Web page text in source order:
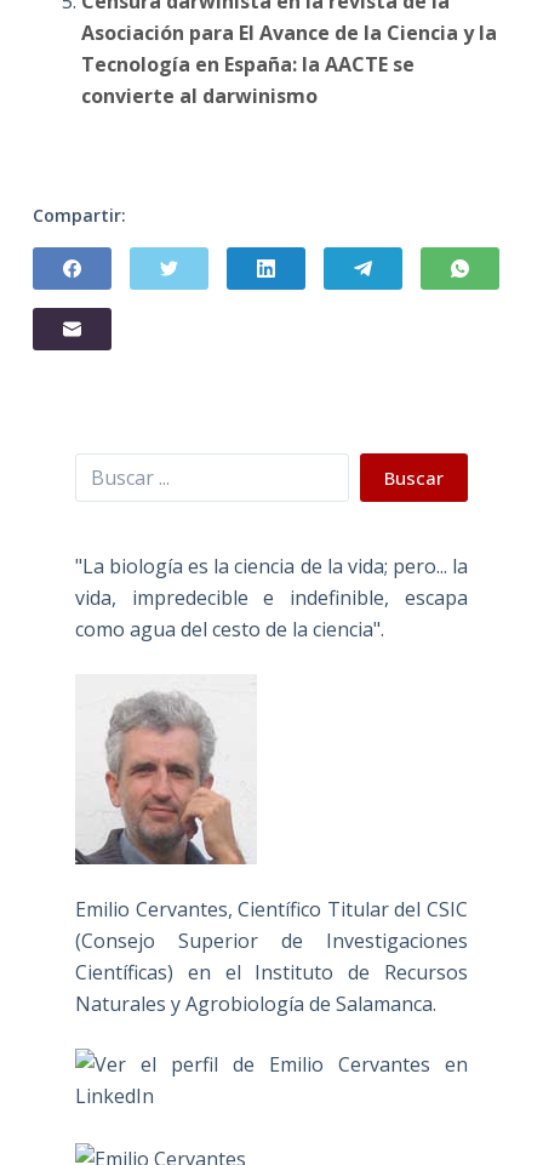
Asociación para El Avance de la Ciencia y la
Tecnología en España: la AACTE se
convierte al darwinismo
Compartir:
Buscar Buscar
"La biología es la ciencia de la vida; pero... la
vida, impredecible e indefinible, escapa
como agua del cesto de la ciencia".
Emilio Cervantes, Científico Titular del CSIC
(Consejo Superior de Investigaciones
Científicas) en el Instituto de Recursos
Naturales y Agrobiología de Salamanca.